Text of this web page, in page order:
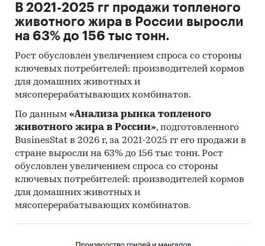
В 2021-2025 гг продажи топленого
животного жира в России выросли
на 63% до 156 тыс тонн.
Рост обусловлен увеличением спроса со стороны
ключевых потребителей: производителей кормов
для домашних животных и
мясоперерабатывающих комбинатов.
По данным «Анализа рынка топленого
животного жира в России», подготовленного
BusinesStat в 2026 г, за 2021-2025 гг его продажи в
стране выросли на 63% до 156 тыс тонн. Рост
обусловлен увеличением спроса со стороны
ключевых потребителей: производителей кормов
для домашних животных и
мясоперерабатывающих комбинатов.